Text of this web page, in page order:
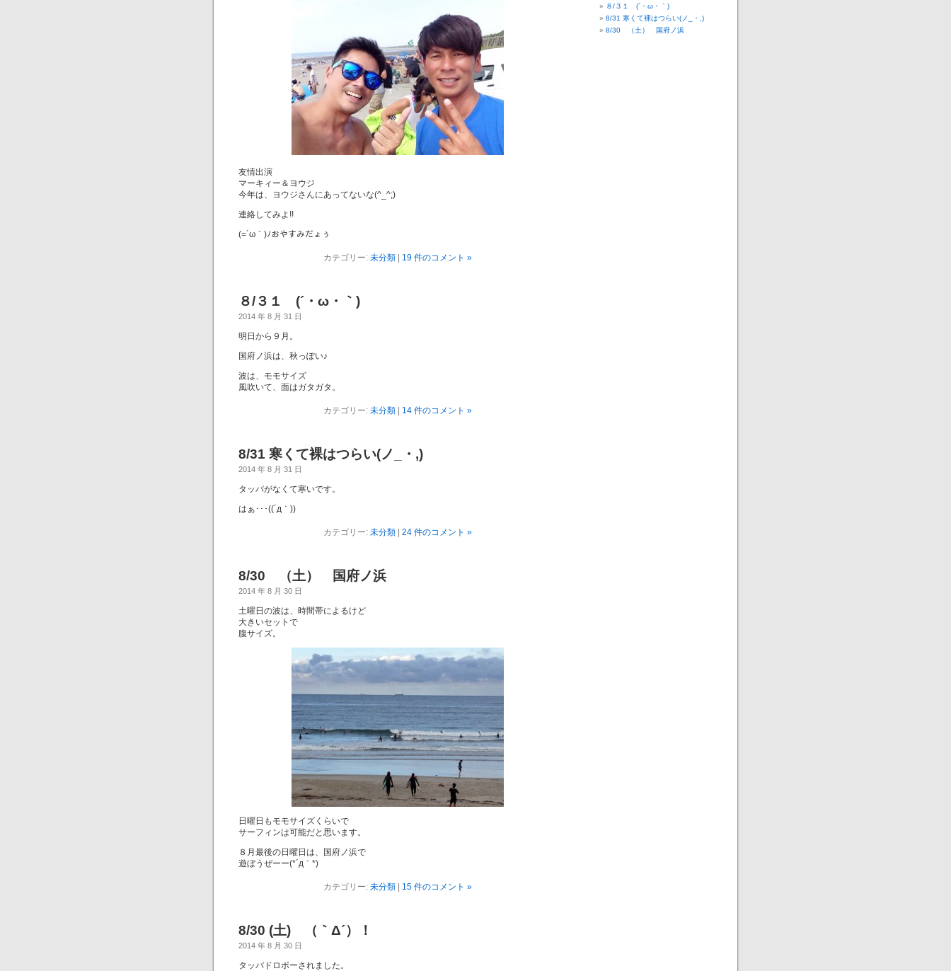
友情出演
マーキィー＆ヨウジ
今年は、ヨウジさんにあってないな(^_^;)
連絡してみよ!!
(=´ω｀)ﾉおやすみだょぅ
カテゴリー: 未分類 19 件のコメント »
８/３１ (´・ω・｀)
2014 年 8 月 31 日
明日から９月。
国府ノ浜は、秋っぽい♪
波は、モモサイズ
風吹いて、面はガタガタ。
カテゴリー: 未分類 14 件のコメント »
8/31 寒くて裸はつらい(ノ_・,)
2014 年 8 月 31 日
タッパがなくて寒いです。
はぁ･･･((´д｀))
カテゴリー: 未分類 24 件のコメント »
8/30 （土） 国府ノ浜
2014 年 8 月 30 日
土曜日の波は、時間帯によるけど
大きいセットで
腹サイズ。
日曜日もモモサイズくらいで
サーフィンは可能だと思います。
８月最後の日曜日は、国府ノ浜で
遊ぼうぜーー(*´д｀*)
カテゴリー: 未分類 15 件のコメント »
8/30 (土) （｀Δ´）！
2014 年 8 月 30 日
タッパドロボーされました。
８/３１ (´・ω・｀)
8/31 寒くて裸はつらい(ノ_・,)
8/30 （土） 国府ノ浜